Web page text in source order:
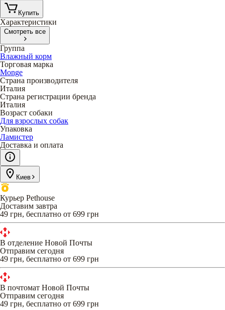
Купить
Характеристики
Смотреть все
Группа
Влажный корм
Торговая марка
Monge
Страна производителя
Италия
Страна регистрации бренда
Италия
Возраст собаки
Для взрослых собак
Упаковка
Ламистер
Доставка и оплата
Киев
Курьер Pethouse
Доставим завтра
49 грн, бесплатно от 699 грн
В отделение Новой Почты
Отправим сегодня
49 грн, бесплатно от 699 грн
В почтомат Новой Почты
Отправим сегодня
49 грн, бесплатно от 699 грн